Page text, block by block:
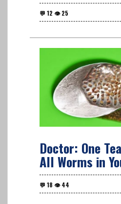
Doctor: One
All Worms in